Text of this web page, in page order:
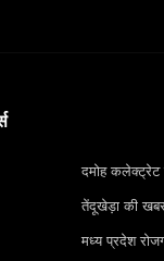
दमोह कलेक्ट्रेट
तेंदूखेड़ा की
मध्य प्रदेश